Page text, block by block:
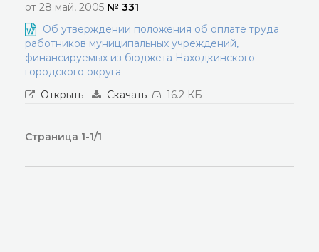
от 28 май, 2005 № 331
Об утверждении положения об оплате труда
работников муниципальных учреждений,
финансируемых из бюджета Находкинского
городского округа
Открыть
Скачать 16.2 КБ
Страница 1-1/1